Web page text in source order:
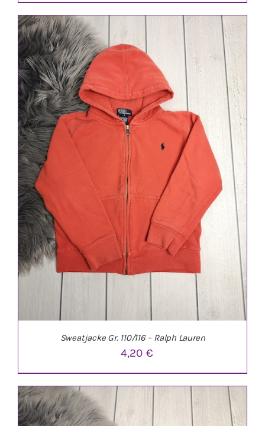
IN DEN WARENKORB / DETAILS
Sweatjacke Gr. 110/116 – Ralph Lauren
4,20€